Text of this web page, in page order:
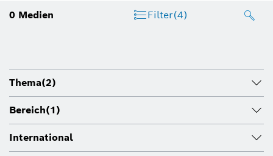
0 Medien Filter(4)
Thema(2)
Bereich(1)
International